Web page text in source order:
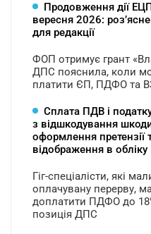
Продовження дії
вересня 2026:
для редакції
ФОП отримує грант
ДПС пояснила, коли
платити ЄП, ПДФО та
Сплата ПДВ і
з відшкодування
оформлення претензії
відображення в
Гіг-спеціалісти, які
оплачувану перерву,
доплатити ПДФО до
позиція ДПС